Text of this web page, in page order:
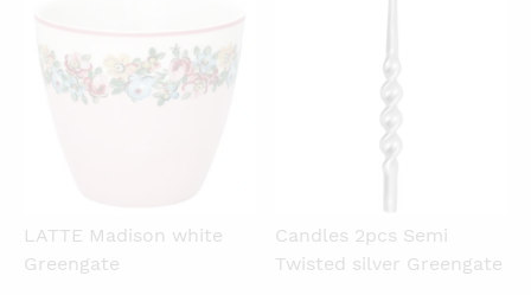
LATTE Madison white
Greengate
Candles 2pcs Semi
Twisted silver Greengate